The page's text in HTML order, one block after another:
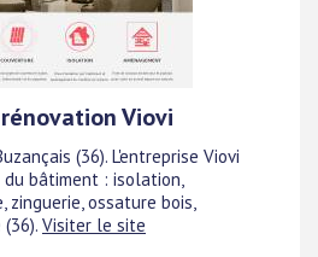
Viovi
(36). L'entreprise Viovi
bâtiment : isolation,
ossature bois,
Visiter le site